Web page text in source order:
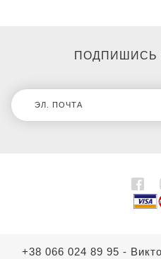
ПОДПИШИСЬ
+38 066 024 89 95 -